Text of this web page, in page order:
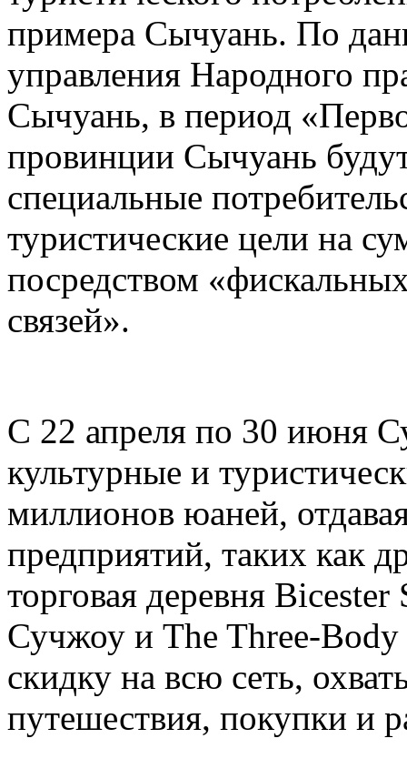
примера Сычуань. По
управления Народного
Сычуань, в период
провинции Сычуань
специальные
туристические цели на
посредством
связей».
С 22 апреля по 30 июня
культурные и
миллионов юаней,
предприятий, таких как
торговая деревня
Сучжоу и The Three-Body
скидку на всю сеть,
путешествия, покупки и